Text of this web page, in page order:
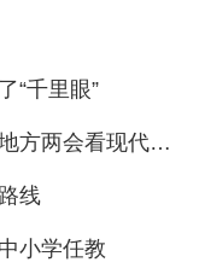
“千里眼”
奋力打造科技创新高地——从地方两会看现代化产业体系建设
线
小学任教